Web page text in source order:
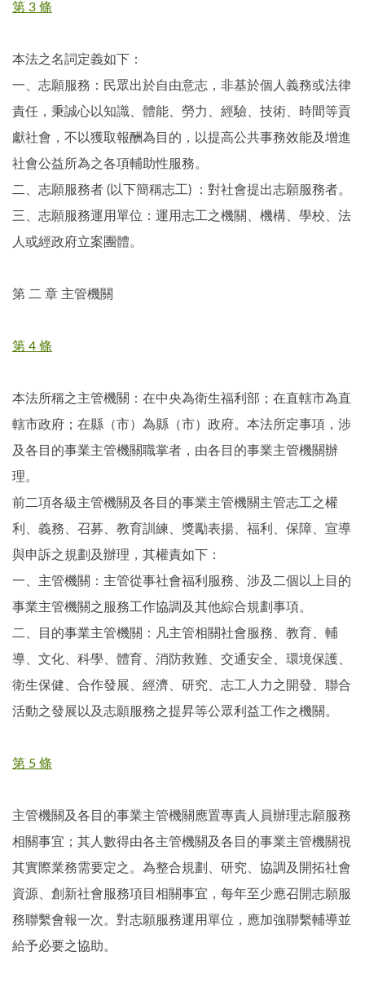
第 3 條
本法之名詞定義如下：
一、志願服務：民眾出於自由意志，非基於個人義務或法律
責任，秉誠心以知識、體能、勞力、經驗、技術、時間等貢
獻社會，不以獲取報酬為目的，以提高公共事務效能及增進
社會公益所為之各項輔助性服務。
二、志願服務者 (以下簡稱志工) ：對社會提出志願服務者。
三、志願服務運用單位：運用志工之機關、機構、學校、法
人或經政府立案團體。
第 二 章 主管機關
第 4 條
本法所稱之主管機關：在中央為衛生福利部；在直轄市為直
轄市政府；在縣（市）為縣（市）政府。本法所定事項，涉
及各目的事業主管機關職掌者，由各目的事業主管機關辦
理。
前二項各級主管機關及各目的事業主管機關主管志工之權
利、義務、召募、教育訓練、獎勵表揚、福利、保障、宣導
與申訴之規劃及辦理，其權責如下：
一、主管機關：主管從事社會福利服務、涉及二個以上目的
事業主管機關之服務工作協調及其他綜合規劃事項。
二、目的事業主管機關：凡主管相關社會服務、教育、輔
導、文化、科學、體育、消防救難、交通安全、環境保護、
衛生保健、合作發展、經濟、研究、志工人力之開發、聯合
活動之發展以及志願服務之提昇等公眾利益工作之機關。
第 5 條
主管機關及各目的事業主管機關應置專責人員辦理志願服務
相關事宜；其人數得由各主管機關及各目的事業主管機關視
其實際業務需要定之。為整合規劃、研究、協調及開拓社會
資源、創新社會服務項目相關事宜，每年至少應召開志願服
務聯繫會報一次。對志願服務運用單位，應加強聯繫輔導並
給予必要之協助。